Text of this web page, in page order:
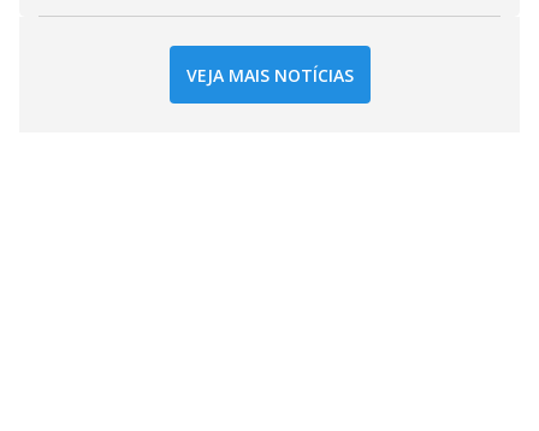
VEJA MAIS NOTÍCIAS